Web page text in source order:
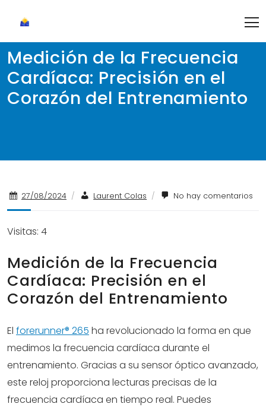
content
Medición de la Frecuencia
Cardíaca: Precisión en el
Corazón del Entrenamiento
27/08/2024 / Laurent Colas / No hay comentarios
Visitas: 4
Medición de la Frecuencia
Cardíaca: Precisión en el
Corazón del Entrenamiento
El forerunner® 265 ha revolucionado la forma en que
medimos la frecuencia cardíaca durante el
entrenamiento. Gracias a su sensor óptico avanzado,
este reloj proporciona lecturas precisas de la
frecuencia cardíaca en tiempo real. Puedes